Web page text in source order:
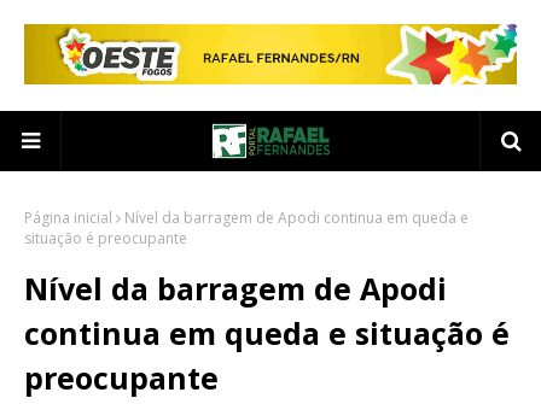
Página inicial
Nível da barragem de Apodi continua em queda e
situação é preocupante
Nível da barragem de Apodi
continua em queda e situação é
preocupante